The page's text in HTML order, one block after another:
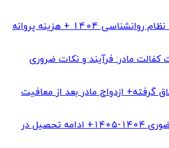
شرایط جدید اخذ پروانه نظام روانشناسی 1404 + هزینه پروانه
مادر: فرآیند و نکات ضروری
گرفته+ ازدواج مادر بعد از معافیت
ثبت نام مدارس غیر حضوری ۱۴۰۴-۱۴۰۵+ ادامه تحصیل در